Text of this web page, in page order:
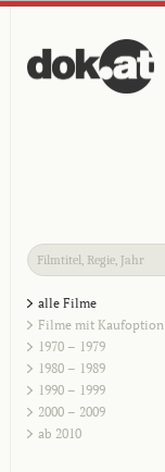
alle Filme
Filme mit Kaufoption
1970 – 1979
1980 – 1989
1990 – 1999
2000 – 2009
ab 2010